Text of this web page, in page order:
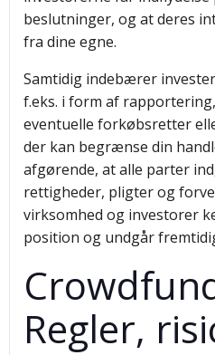
beslutninger, og at deres
fra dine egne.
Samtidig indebærer
f.eks. i form af
eventuelle forkøbsretter
der kan begrænse din
afgørende, at alle parter
rettigheder, pligter og
virksomhed og investorer
position og undgår
Regler,